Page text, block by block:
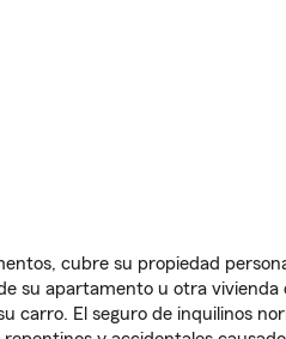
cubre su propiedad
su apartamento u otra vivienda
carro. El seguro de inquilinos